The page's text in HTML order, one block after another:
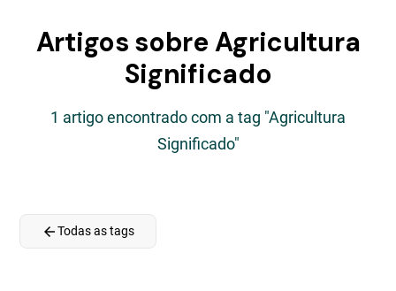
Artigos sobre Agricultura
Significado
1 artigo encontrado com a tag "Agricultura
Significado"
arrow_backTodas as tags